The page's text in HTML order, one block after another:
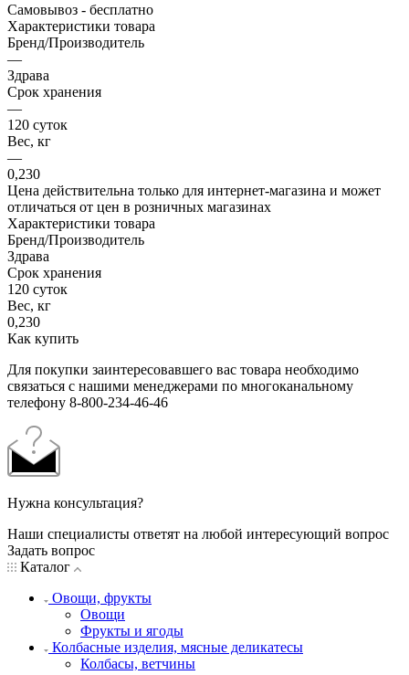
Самовывоз - бесплатно
Характеристики товара
Бренд/Производитель
—
Здрава
Срок хранения
—
120 суток
Вес, кг
—
0,230
Цена действительна только для интернет-магазина и может
отличаться от цен в розничных магазинах
Характеристики товара
Бренд/Производитель
Здрава
Срок хранения
120 суток
Вес, кг
0,230
Как купить
Для покупки заинтересовавшего вас товара необходимо
связаться с нашими менеджерами по многоканальному
телефону 8-800-234-46-46
Нужна консультация?
Наши специалисты ответят на любой интересующий вопрос
Задать вопрос
Каталог
Овощи, фрукты
Овощи
Фрукты и ягоды
Колбасные изделия, мясные деликатесы
Колбасы, ветчины